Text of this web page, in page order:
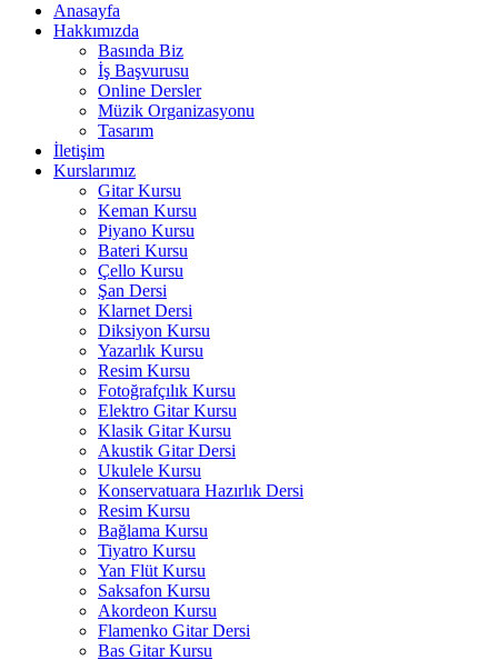
Anasayfa
Hakkımızda
Basında Biz
İş Başvurusu
Online Dersler
Müzik Organizasyonu
Tasarım
İletişim
Kurslarımız
Gitar Kursu
Keman Kursu
Piyano Kursu
Bateri Kursu
Çello Kursu
Şan Dersi
Klarnet Dersi
Diksiyon Kursu
Yazarlık Kursu
Resim Kursu
Fotoğrafçılık Kursu
Elektro Gitar Kursu
Klasik Gitar Kursu
Akustik Gitar Dersi
Ukulele Kursu
Konservatuara Hazırlık Dersi
Resim Kursu
Bağlama Kursu
Tiyatro Kursu
Yan Flüt Kursu
Saksafon Kursu
Akordeon Kursu
Flamenko Gitar Dersi
Bas Gitar Kursu